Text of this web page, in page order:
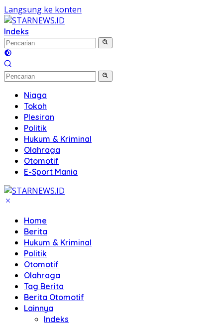
Langsung ke konten
Indeks
Niaga
Tokoh
Plesiran
Politik
Hukum & Kriminal
Olahraga
Otomotif
E-Sport Mania
Home
Berita
Hukum & Kriminal
Politik
Otomotif
Olahraga
Tag Berita
Berita Otomotif
Lainnya
Indeks